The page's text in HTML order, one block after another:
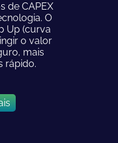
de CAPEX
O
Up (curva
o valor
mais
rápido.